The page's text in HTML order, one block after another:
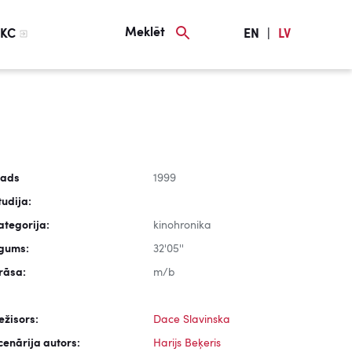
Meklēt EN LV
1999
kinohronika
32'05''
m/b
Dace Slavinska
autors: Harijs Beķeris